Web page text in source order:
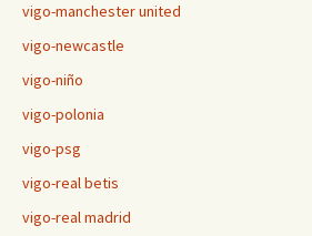
vigo-manchester united
vigo-newcastle
vigo-niño
vigo-polonia
vigo-psg
vigo-real betis
vigo-real madrid